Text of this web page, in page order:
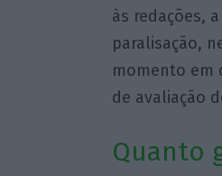
às redações,
paralisação,
momento em
de avaliação
Quanto